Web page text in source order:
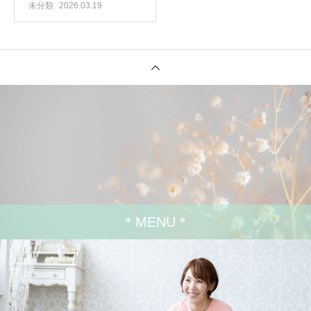
未分類 2026.03.19
＊MENU＊